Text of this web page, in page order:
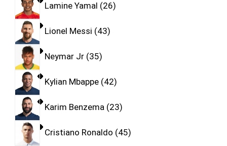
Lamine Yamal 26
Lionel Messi 43
Neymar Jr 35
Kylian Mbappe 42
Karim Benzema 23
Cristiano Ronaldo 45